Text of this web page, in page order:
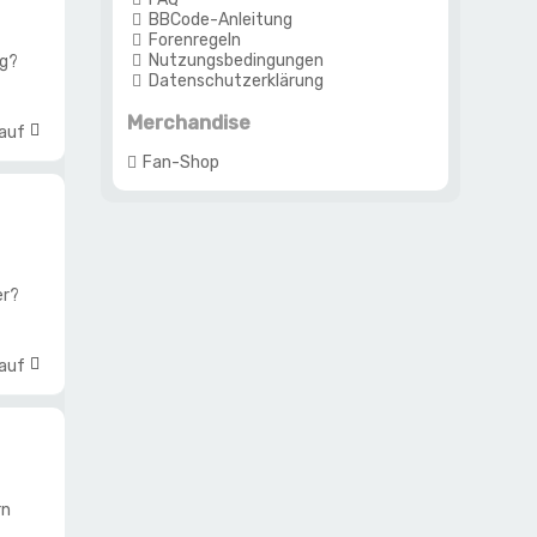
BBCode-Anleitung
Forenregeln
Nutzungsbedingungen
Datenschutzerklärung
Merchandise
Fan-Shop